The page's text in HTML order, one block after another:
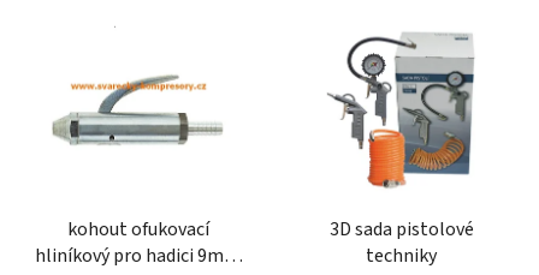
kohout ofukovací
hliníkový pro hadici 9mm
3D sada pistolové
techniky